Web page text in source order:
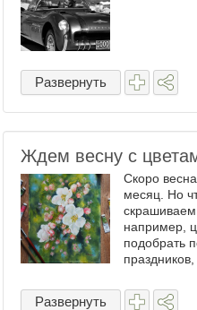
Развернуть
Ждем весну с
Скоро
месяц. Но
скрашиваем
например,
подобрать
марта )
этапами
Развернуть